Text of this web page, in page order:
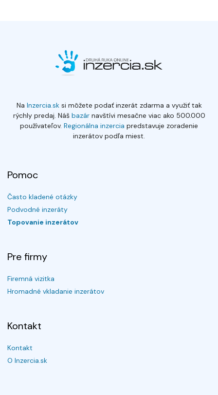
Na Inzercia.sksi môžete podať inzerát zdarma a využiť tak
rýchly predaj. Náš bazárnavštívi mesačne viac ako 500.000
používateľov. Regionálna inzercia predstavuje zoradenie
inzerátov podľa miest.
Pomoc
Často kladené otázky
Podvodné inzeráty
Topovanie inzerátov
Pre firmy
Firemná vizitka
Hromadné vkladanie inzerátov
Kontakt
Kontakt
O Inzercia.sk